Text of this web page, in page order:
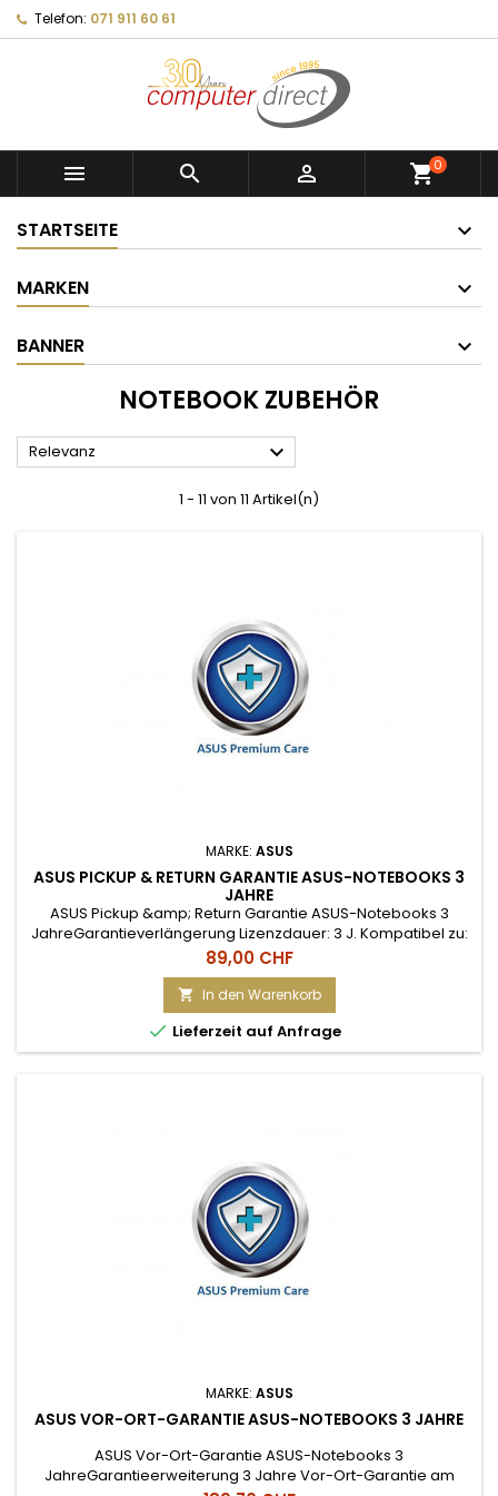
Telefon: 071 911 60 61
   shopping_cart0
STARTSEITE
MARKEN
BANNER
NOTEBOOK ZUBEHÖR
Relevanz 
1 - 11 von 11 Artikel(n)
MARKE: ASUS
ASUS PICKUP & RETURN GARANTIE ASUS-NOTEBOOKS 3
JAHRE
ASUS Pickup &amp; Return Garantie ASUS-Notebooks 3
JahreGarantieverlängerung Lizenzdauer: 3 J. Kompatibel zu:
ASUS-Consumer-Notebooks (ohne Gaming-Notebooks)
Servicetyp: Pick Up &amp; Return, Reaktionszeit: variabel
Muss innerhalb von 3 Monaten ab Kaufdatum eingelöst
werden Mit dieser kostengünstigen Garantie Verlängerung
erweitern Sie die...
Preis
89,00 CHF
 In den Warenkorb
 Lieferzeit auf Anfrage
MARKE: ASUS
ASUS VOR-ORT-GARANTIE ASUS-NOTEBOOKS 3 JAHRE
ASUS Vor-Ort-Garantie ASUS-Notebooks 3
JahreGarantieerweiterung 3 Jahre Vor-Ort-Garantie am